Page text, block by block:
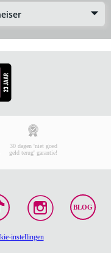
30 dagen 'niet goed
geld terug' garantie!
BLOG
instellingen